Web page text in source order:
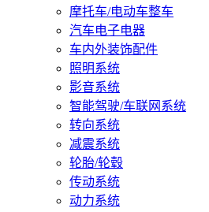
摩托车/电动车整车
汽车电子电器
车内外装饰配件
照明系统
影音系统
智能驾驶/车联网系统
转向系统
减震系统
轮胎/轮毂
传动系统
动力系统